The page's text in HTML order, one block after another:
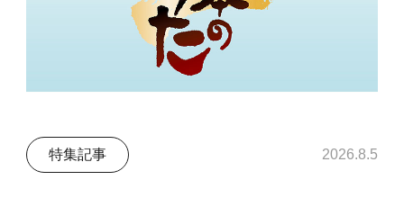
特集記事 2026.8.5